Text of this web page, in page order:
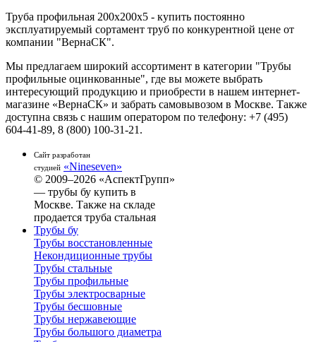
Труба профильная 200x200x5 - купить постоянно
эксплуатируемый сортамент труб по конкурентной цене от
компании "ВернаСК".
Мы предлагаем широкий ассортимент в категории "Трубы
профильные оцинкованные", где вы можете выбрать
интересующий продукцию и приобрести в нашем интернет-
магазине «ВернаСК» и забрать самовывозом в Москве. Также
доступна связь с нашим оператором по телефону: +7 (495)
604-41-89, 8 (800) 100-31-21.
Сайт разработан
студией «Nineseven»
© 2009–2026 «АспектГрупп»
— трубы бу купить в
Москве. Также на складе
продается труба стальная
Трубы бу
Трубы восстановленные
Некондиционные трубы
Трубы стальные
Трубы профильные
Трубы электросварные
Трубы бесшовные
Трубы нержавеющие
Трубы большого диаметра